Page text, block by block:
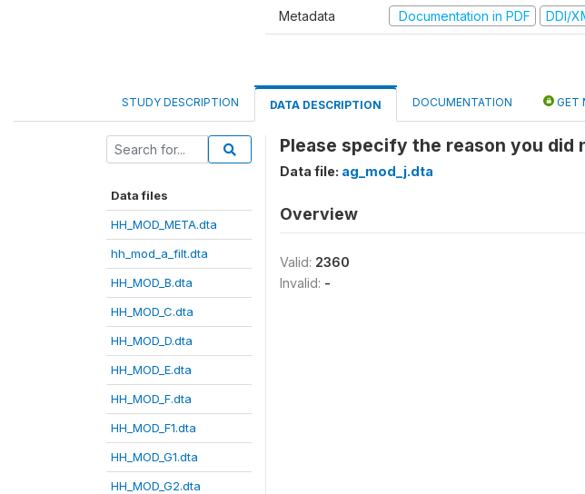
Metadata Documentation in PDF DDI/
STUDY DESCRIPTION DATA DESCRIPTION DOCUMENTATION GET
Data files
HH_MOD_META.dta
hh_mod_a_filt.dta
HH_MOD_B.dta
HH_MOD_C.dta
HH_MOD_D.dta
HH_MOD_E.dta
HH_MOD_F.dta
HH_MOD_F1.dta
HH_MOD_G1.dta
HH_MOD_G2.dta
Please specify the reason you did
Data file: ag_mod_j.dta
Overview
Valid: 2360
Invalid: -